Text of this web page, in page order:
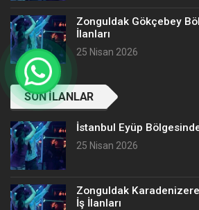
Zonguldak Gökçebey
İlanları
25 Nisan 2026
SON İLANLAR
İstanbul Eyüp
25 Nisan 2026
Zonguldak
İş İlanları